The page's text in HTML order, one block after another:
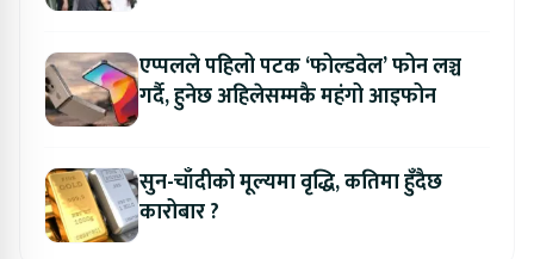
एप्पलले पहिलो पटक ‘फोल्डवेल’ फोन लञ्च
गर्दै, हुनेछ अहिलेसम्मकै महंगो आइफोन
सुन-चाँदीको मूल्यमा वृद्धि, कतिमा हुँदैछ
कारोबार ?